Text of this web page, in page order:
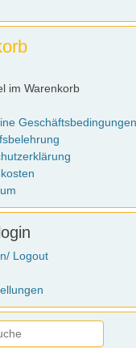
im Warenkorb
Geschäftsbedingungen
Logout